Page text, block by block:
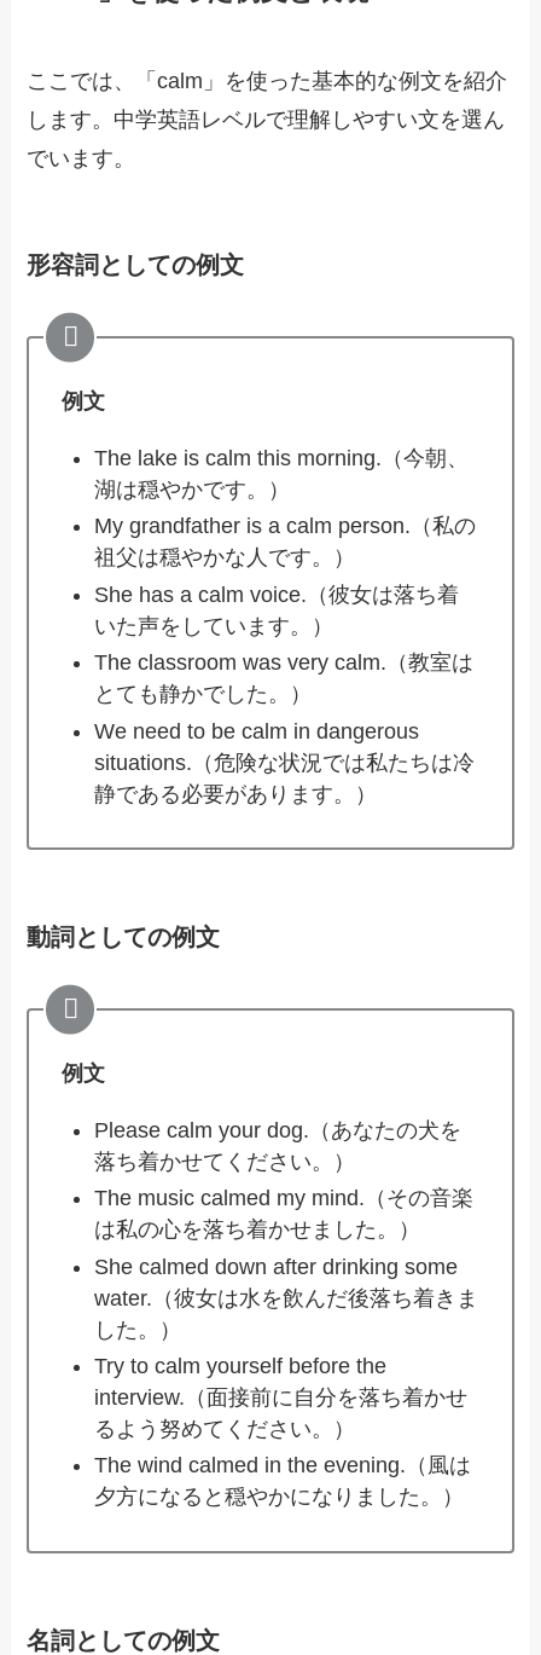
ここでは、「calm」を使った基本的な例文を紹介
します。中学英語レベルで理解しやすい文を選ん
でいます。
形容詞としての例文
例文
The lake is calm this morning.（今朝、
湖は穏やかです。）
My grandfather is a calm person.（私の
祖父は穏やかな人です。）
She has a calm voice.（彼女は落ち着
いた声をしています。）
The classroom was very calm.（教室は
とても静かでした。）
We need to be calm in dangerous
situations.（危険な状況では私たちは冷
静である必要があります。）
動詞としての例文
例文
Please calm your dog.（あなたの犬を
落ち着かせてください。）
The music calmed my mind.（その音楽
は私の心を落ち着かせました。）
She calmed down after drinking some
water.（彼女は水を飲んだ後落ち着きま
した。）
Try to calm yourself before the
interview.（面接前に自分を落ち着かせ
るよう努めてください。）
The wind calmed in the evening.（風は
夕方になると穏やかになりました。）
名詞としての例文